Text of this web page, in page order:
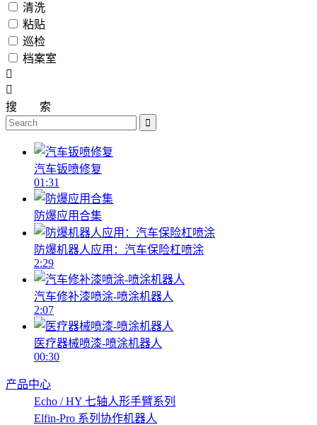
清洗
粘贴
巡检
档案室
搜 索
汽车钣喷修复
01:31
防爆应用合集
防爆机器人应用：汽车保险杠喷涂
2:29
汽车修补漆喷涂-喷涂机器人
2:07
医疗器械喷漆-喷涂机器人
00:30
产品中心
Echo / HY 七轴人形手臂系列
Elfin-Pro 系列协作机器人